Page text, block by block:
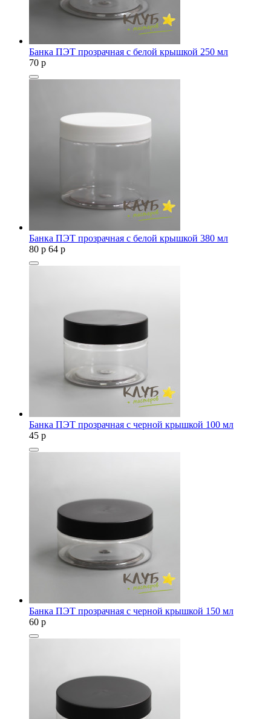
Банка ПЭТ прозрачная с белой крышкой 250 мл
70 p
Банка ПЭТ прозрачная с белой крышкой 380 мл
80 p 64 p
Банка ПЭТ прозрачная с черной крышкой 100 мл
45 p
Банка ПЭТ прозрачная с черной крышкой 150 мл
60 p